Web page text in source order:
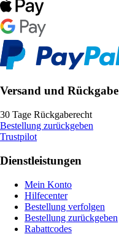
Versand und Rückgabe
30 Tage Rückgaberecht
Bestellung zurückgeben
Trustpilot
Dienstleistungen
Mein Konto
Hilfecenter
Bestellung verfolgen
Bestellung zurückgeben
Rabattcodes